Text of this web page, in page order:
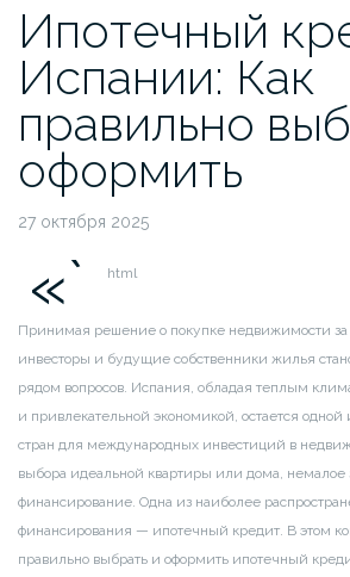
Ипотечный
Испании: Как
правильно
оформить
27 октября 2025
«` html
Принимая решение о покупке недвижимости
инвесторы и будущие собственники жилья
рядом вопросов. Испания, обладая теплым
и привлекательной экономикой, остается
стран для международных инвестиций в
выбора идеальной квартиры или дома,
финансирование. Одна из наиболее
финансирования — ипотечный кредит. В этом
правильно выбрать и оформить ипотечный